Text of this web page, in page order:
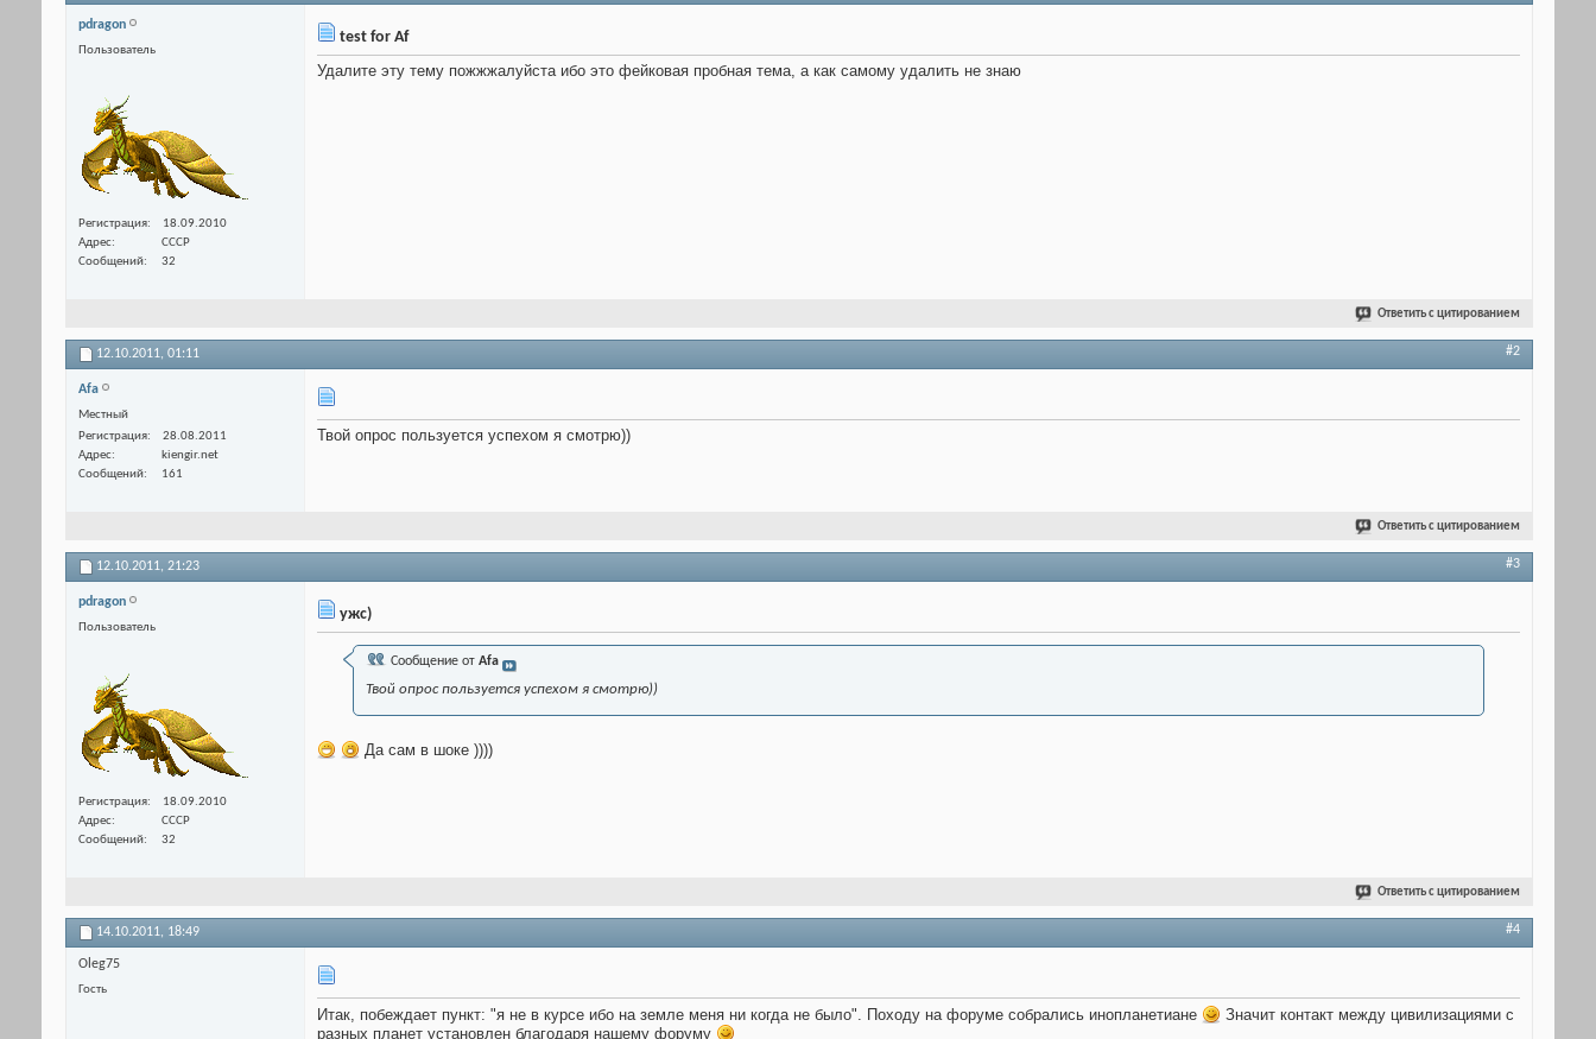
pdragon
Пользователь
Регистрация
18.09.2010
Адрес
СССР
Сообщений
32
test for Af
Удалите эту тему пожжжалуйста ибо это фейковая пробная тема, а как самому удалить не знаю
Ответить с цитированием
12.10.2011, 01:11 #2
Afa
Местный
Регистрация
28.08.2011
Адрес
kiengir.net
Сообщений
161
Твой опрос пользуется успехом я смотрю))
Ответить с цитированием
12.10.2011, 21:23 #3
pdragon
Пользователь
Регистрация
18.09.2010
Адрес
СССР
Сообщений
32
ужс)
Сообщение от Afa
Твой опрос пользуется успехом я смотрю))
Да сам в шоке ))))
Ответить с цитированием
14.10.2011, 18:49 #4
Oleg75
Гость
Итак, побеждает пункт: "я не в курсе ибо на земле меня ни когда не было". Походу на форуме собрались инопланетиане
Значит контакт между цивилизациями с
разных планет установлен благодаря нашему форуму